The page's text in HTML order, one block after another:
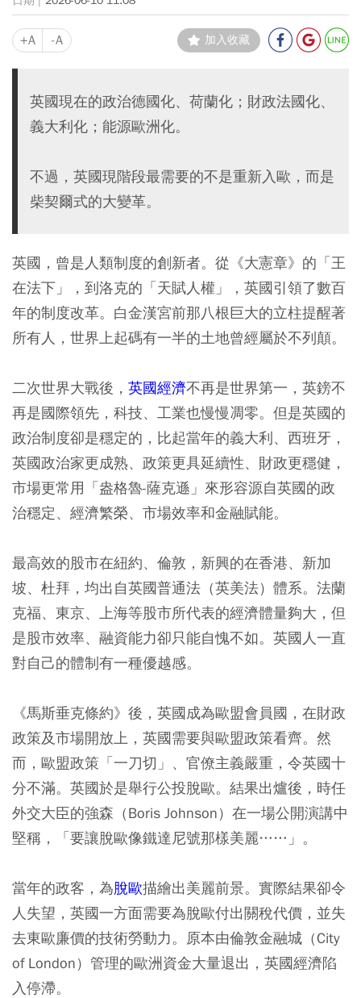
+A -A 加入收藏
英國現在的政治德國化、荷蘭化；財政法國化、
義大利化；能源歐洲化。
不過，英國現階段最需要的不是重新入歐，而是
柴契爾式的大變革。
英國，曾是人類制度的創新者。從《大憲章》的「王
在法下」，到洛克的「天賦人權」，英國引領了數百
年的制度改革。白金漢宮前那八根巨大的立柱提醒著
所有人，世界上起碼有一半的土地曾經屬於不列顛。
二次世界大戰後， 英國經濟不再是世界第一，英鎊不
再是國際領先，科技、工業也慢慢凋零。但是英國的
政治制度卻是穩定的，比起當年的義大利、西班牙，
英國政治家更成熟、政策更具延續性、財政更穩健，
市場更常用「盎格魯-薩克遜」來形容源自英國的政
治穩定、經濟繁榮、市場效率和金融賦能。
最高效的股市在紐約、倫敦，新興的在香港、新加
坡、杜拜，均出自英國普通法（英美法）體系。法蘭
克福、東京、上海等股市所代表的經濟體量夠大，但
是股市效率、融資能力卻只能自愧不如。英國人一直
對自己的體制有一種優越感。
《馬斯垂克條約》後，英國成為歐盟會員國，在財政
政策及市場開放上，英國需要與歐盟政策看齊。然
而，歐盟政策「一刀切」、官僚主義嚴重，令英國十
分不滿。英國於是舉行公投脫歐。結果出爐後，時任
外交大臣的強森（Boris Johnson）在一場公開演講中
堅稱，「要讓脫歐像鐵達尼號那樣美麗……」。
當年的政客，為脫歐描繪出美麗前景。實際結果卻令
人失望，英國一方面需要為脫歐付出關稅代價，並失
去東歐廉價的技術勞動力。原本由倫敦金融城（City
of London）管理的歐洲資金大量退出，英國經濟陷
入停滯。